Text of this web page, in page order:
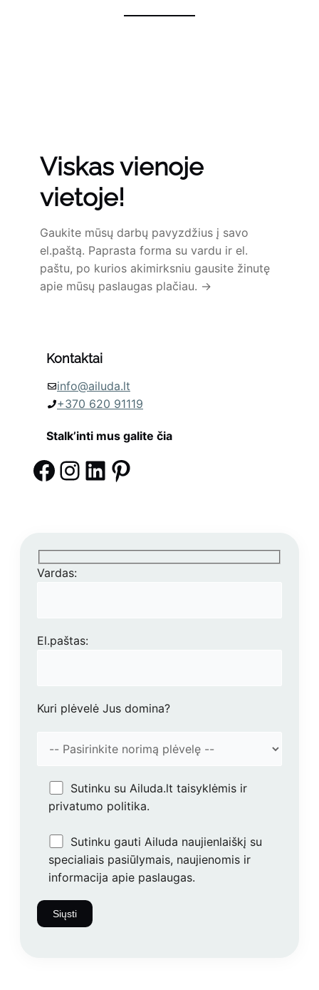
Viskas vienoje
vietoje!
Gaukite mūsų darbų pavyzdžius į savo
el.paštą. Paprasta forma su vardu ir el.
paštu, po kurios akimirksniu gausite žinutę
apie mūsų paslaugas plačiau. →
Kontaktai
info@ailuda.lt
+370 620 91119
Stalk’inti mus galite čia
Facebook
instagram-pleveles klijavimas ailuda
LinkedIn
Pinterest
Vardas:
El.paštas:
Kuri plėvelė Jus domina?
Sutinku su Ailuda.lt taisyklėmis ir
privatumo politika.
Sutinku gauti Ailuda naujienlaiškį su
specialiais pasiūlymais, naujienomis ir
informacija apie paslaugas.